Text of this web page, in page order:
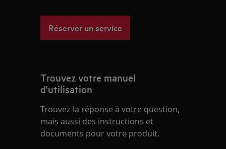
Réserver un service
Trouvez votre manuel
d'utilisation
Trouvez la réponse à votre question,
mais aussi des instructions et
documents pour votre produit.